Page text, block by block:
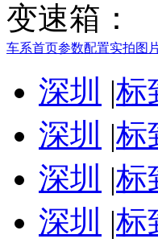
变速箱：
车系首页参数配置实拍图
深圳 |标
深圳 |标
深圳 |标
深圳 |标